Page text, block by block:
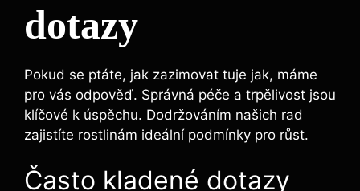
dotazy
Pokud se ptáte, jak zazimovat tuje jak, máme
pro vás odpověď. Správná péče a trpělivost jsou
klíčové k úspěchu. Dodržováním našich rad
zajistíte rostlinám ideální podmínky pro růst.
Často kladené dotazy